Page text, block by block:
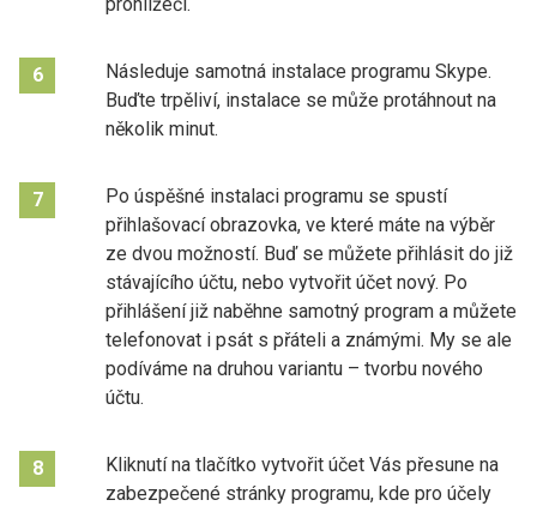
6
Následuje samotná instalace programu Skype.
Buďte trpěliví, instalace se může protáhnout na
několik minut.
7
Po úspěšné instalaci programu se spustí
přihlašovací obrazovka, ve které máte na výběr
ze dvou možností. Buď se můžete přihlásit do již
stávajícího účtu, nebo vytvořit účet nový. Po
přihlášení již naběhne samotný program a můžete
telefonovat i psát s přáteli a známými. My se ale
podíváme na druhou variantu – tvorbu nového
účtu.
8
Kliknutí na tlačítko vytvořit účet Vás přesune na
zabezpečené stránky programu, kde pro účely